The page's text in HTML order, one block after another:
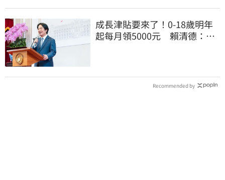
成長津貼要來了！0-18歲明年
起每月領5000元 賴清德：此
Recommended by